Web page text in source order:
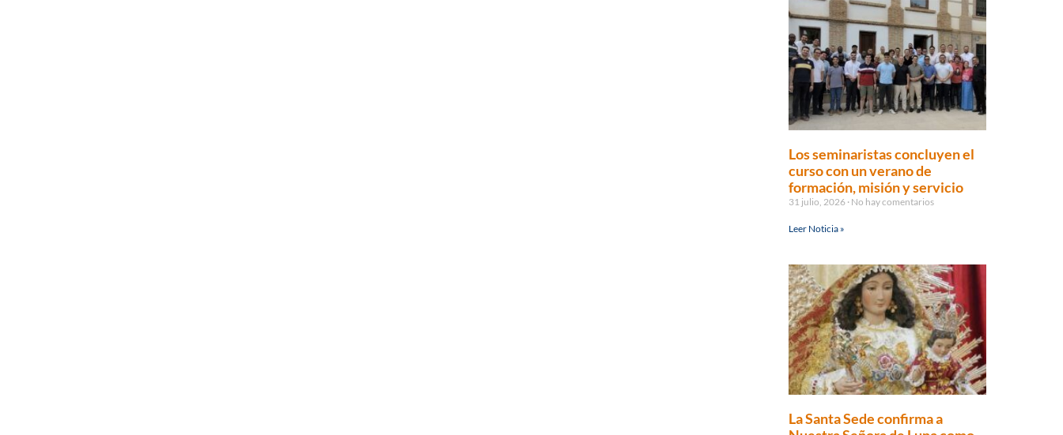
Los seminaristas concluyen el
curso con un verano de
formación, misión y servicio
31 julio, 2026 No hay comentarios
Leer Noticia »
La Santa Sede confirma a